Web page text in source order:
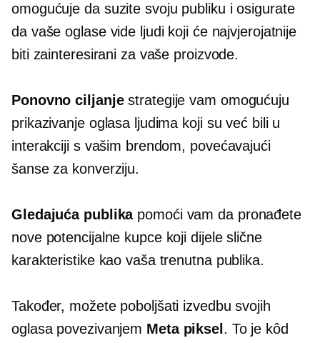
omogućuje da suzite svoju publiku i osigurate
da vaše oglase vide ljudi koji će najvjerojatnije
biti zainteresirani za vaše proizvode.
Ponovno ciljanjestrategije vam omogućuju
prikazivanje oglasa ljudima koji su već bili u
interakciji s vašim brendom, povećavajući
šanse za konverziju.
Gledajuća publikapomoći vam da pronađete
nove potencijalne kupce koji dijele slične
karakteristike kao vaša trenutna publika.
Također, možete poboljšati izvedbu svojih
oglasa povezivanjem Meta piksel . To je kôd